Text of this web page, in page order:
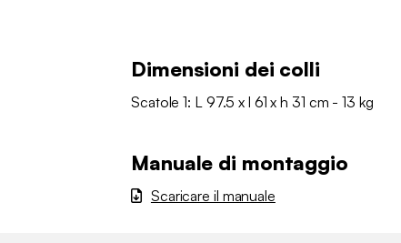
Dimensioni dei colli
Scatole 1: L 97.5 x l 61 x h 31 cm - 13 kg
Manuale di montaggio
Scaricare il manuale